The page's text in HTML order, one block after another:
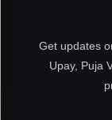
Get updates
Upay, Puja